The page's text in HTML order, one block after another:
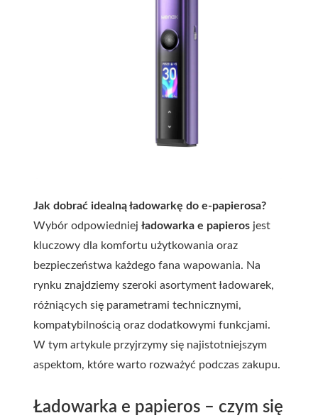
Jak dobrać idealną ładowarkę do e-papierosa?
Wybór odpowiedniej ładowarka e papieros jest
kluczowy dla komfortu użytkowania oraz
bezpieczeństwa każdego fana wapowania. Na
rynku znajdziemy szeroki asortyment ładowarek,
różniących się parametrami technicznymi,
kompatybilnością oraz dodatkowymi funkcjami.
W tym artykule przyjrzymy się najistotniejszym
aspektom, które warto rozważyć podczas zakupu.
Ładowarka e papieros – czym się